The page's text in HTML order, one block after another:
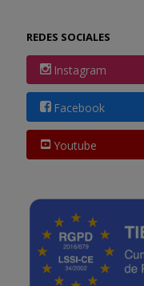
REDES SOCIALES
Instagram
Facebook
Youtube